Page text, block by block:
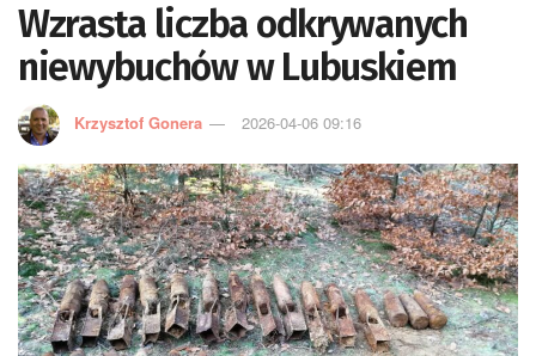
Wzrasta liczba odkrywanych
niewybuchów w Lubuskiem
Krzysztof Gonera 2026-04-06 09:16